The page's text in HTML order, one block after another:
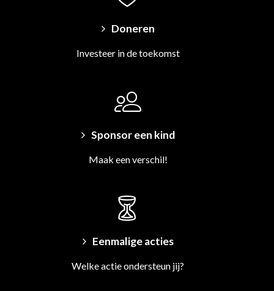
Doneren
Investeer in de toekomst
Sponsor een kind
Maak een verschil!
Eenmalige acties
Welke actie ondersteun jij?